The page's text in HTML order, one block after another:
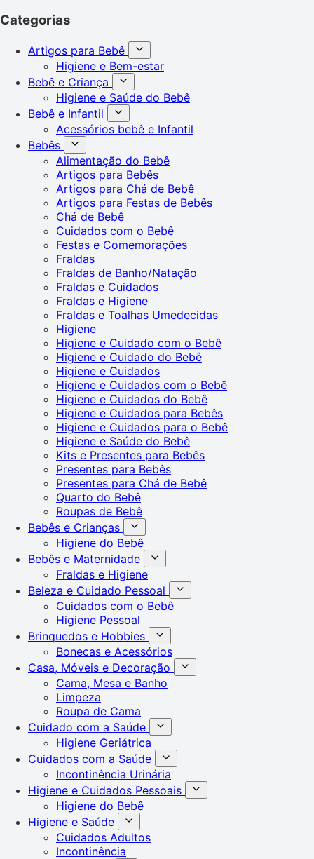
Categorias
Artigos para Bebê
Higiene e Bem-estar
Bebê e Criança
Higiene e Saúde do Bebê
Bebê e Infantil
Acessórios bebê e Infantil
Bebês
Alimentação do Bebê
Artigos para Bebês
Artigos para Chá de Bebê
Artigos para Festas de Bebês
Chá de Bebê
Cuidados com o Bebê
Festas e Comemorações
Fraldas
Fraldas de Banho/Natação
Fraldas e Cuidados
Fraldas e Higiene
Fraldas e Toalhas Umedecidas
Higiene
Higiene e Cuidado com o Bebê
Higiene e Cuidado do Bebê
Higiene e Cuidados
Higiene e Cuidados com o Bebê
Higiene e Cuidados do Bebê
Higiene e Cuidados para Bebês
Higiene e Cuidados para o Bebê
Higiene e Saúde do Bebê
Kits e Presentes para Bebês
Presentes para Bebês
Presentes para Chá de Bebê
Quarto do Bebê
Roupas de Bebê
Bebês e Crianças
Higiene do Bebê
Bebês e Maternidade
Fraldas e Higiene
Beleza e Cuidado Pessoal
Cuidados com o Bebê
Higiene Pessoal
Brinquedos e Hobbies
Bonecas e Acessórios
Casa, Móveis e Decoração
Cama, Mesa e Banho
Limpeza
Roupa de Cama
Cuidado com a Saúde
Higiene Geriátrica
Cuidados com a Saúde
Incontinência Urinária
Higiene e Cuidados Pessoais
Higiene do Bebê
Higiene e Saúde
Cuidados Adultos
Incontinência